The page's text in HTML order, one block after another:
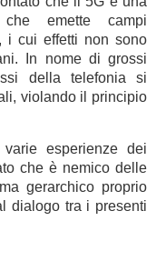
emette campi
i cui effetti non sono
In nome di grossi
della telefonia si
violando il principio
esperienze dei
che è nemico delle
gerarchico proprio
dialogo tra i presenti